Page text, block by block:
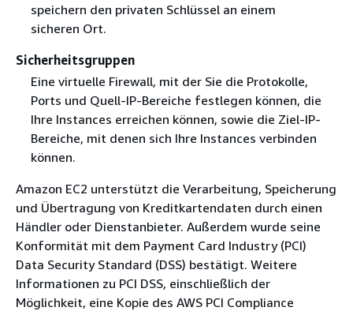
speichern den privaten Schlüssel an einem
sicheren Ort.
Sicherheitsgruppen
Eine virtuelle Firewall, mit der Sie die Protokolle,
Ports und Quell-IP-Bereiche festlegen können, die
Ihre Instances erreichen können, sowie die Ziel-IP-
Bereiche, mit denen sich Ihre Instances verbinden
können.
Amazon EC2 unterstützt die Verarbeitung, Speicherung
und Übertragung von Kreditkartendaten durch einen
Händler oder Dienstanbieter. Außerdem wurde seine
Konformität mit dem Payment Card Industry (PCI)
Data Security Standard (DSS) bestätigt. Weitere
Informationen zu PCI DSS, einschließlich der
Möglichkeit, eine Kopie des AWS PCI Compliance